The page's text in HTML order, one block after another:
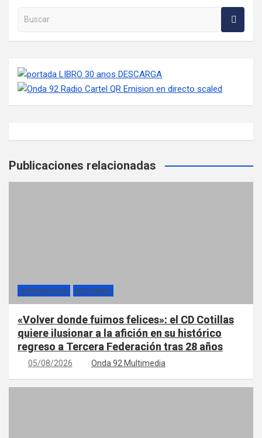
Buscar en la web
Publicaciones relacionadas
CONTRAGOLPE SECCIONES
«Volver donde fuimos felices»: el CD Cotillas
quiere ilusionar a la afición en su histórico
regreso a Tercera Federación tras 28 años
05/08/2026 Onda 92 Multimedia